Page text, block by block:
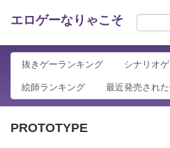
エロゲーなりゃこそ
抜きゲーランキング シナリオ
絵師ランキング 最近発売され
PROTOTYPE